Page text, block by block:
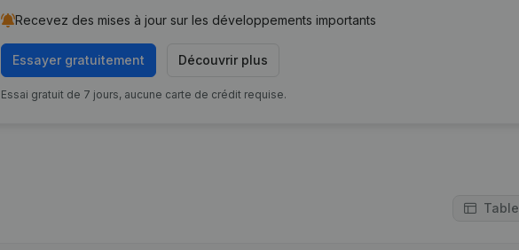
Recevez des mises à jour sur les développements importants
Essayer gratuitement Découvrir plus
Essai gratuit de 7 jours, aucune carte de crédit requise.
Table